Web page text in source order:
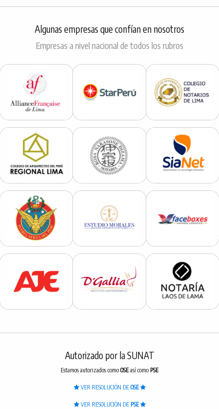
Algunas empresas que confían en nosotros
Empresas a nivel nacional de todos los rubros
Autorizado por la SUNAT
Estamos autorizados como OSEasí como PSE
VER RESOLUCIÓN DE OSE
VER RESOLUCIÓN DE PSE